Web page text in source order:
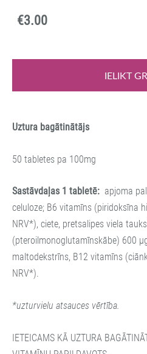
€3.00
IELIKT
Uztura bagātinātājs
50 tabletes pa 100mg
Sastāvdaļas 1 tabletē: apjoma
celuloze; B6 vitamīns (piridoksīna
NRV*), ciete, pretsalipes viela
(pteroilmonoglutamīnskābe) 600
maltodekstrīns, B12 vitamīns
NRV*).
*uzturvielu atsauces vērtība.
IETEICAMS KĀ UZTURA